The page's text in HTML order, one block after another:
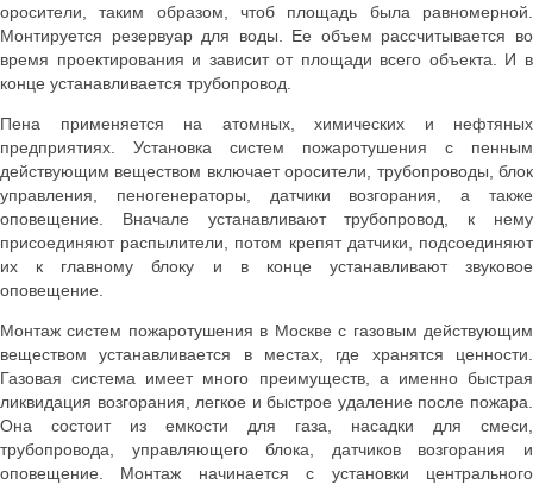
оросители, таким образом, чтоб площадь была равномерной.
Монтируется резервуар для воды. Ее объем рассчитывается во
время проектирования и зависит от площади всего объекта. И в
конце устанавливается трубопровод.
Пена применяется на атомных, химических и нефтяных
предприятиях. Установка систем пожаротушения с пенным
действующим веществом включает оросители, трубопроводы, блок
управления, пеногенераторы, датчики возгорания, а также
оповещение. Вначале устанавливают трубопровод, к нему
присоединяют распылители, потом крепят датчики, подсоединяют
их к главному блоку и в конце устанавливают звуковое
оповещение.
Монтаж систем пожаротушения в Москве с газовым действующим
веществом устанавливается в местах, где хранятся ценности.
Газовая система имеет много преимуществ, а именно быстрая
ликвидация возгорания, легкое и быстрое удаление после пожара.
Она состоит из емкости для газа, насадки для смеси,
трубопровода, управляющего блока, датчиков возгорания и
оповещение. Монтаж начинается с установки центрального